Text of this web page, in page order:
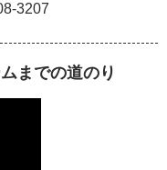
3207
までの道のり